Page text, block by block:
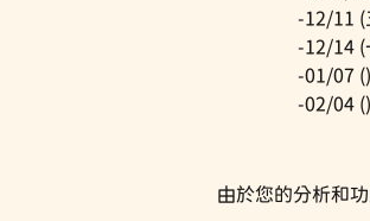
-12/11 (
-12/14 (
-01/07
-02/04
由於您的分析和